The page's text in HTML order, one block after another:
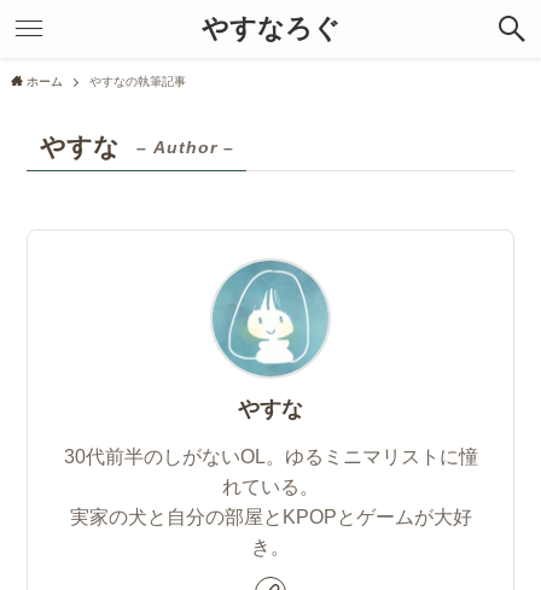
やすなろぐ
ホーム やすなの執筆記事
やすな – Author –
やすな
30代前半のしがないOL。ゆるミニマリストに憧
れている。
実家の犬と自分の部屋とKPOPとゲームが大好
き。